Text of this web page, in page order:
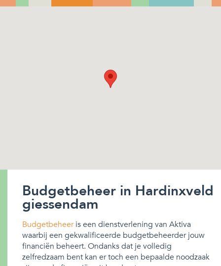
Budgetbeheer in Hardinxveld
giessendam
Budgetbeheeris een dienstverlening van Aktiva
waarbij een gekwalificeerde budgetbeheerder jouw
financiën beheert. Ondanks dat je volledig
zelfredzaam bent kan er toch een bepaalde noodzaak